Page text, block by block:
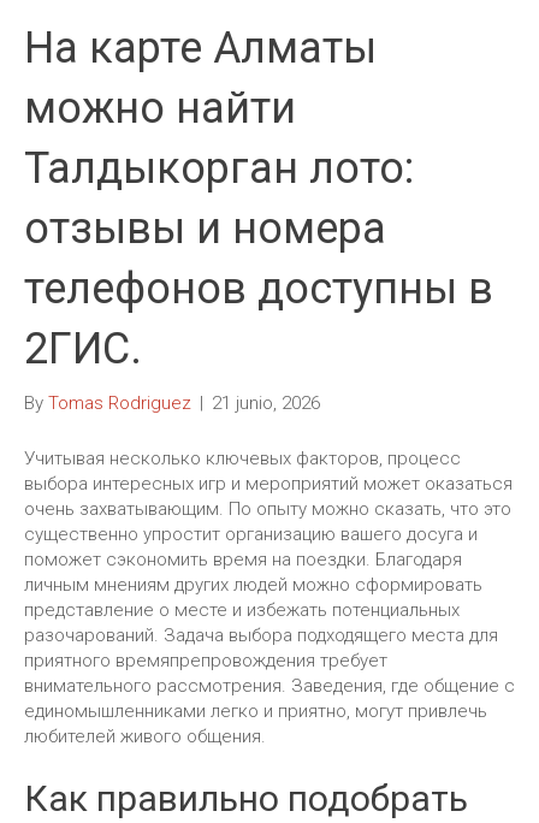
На карте Алматы
можно найти
Талдыкорган лото:
отзывы и номера
телефонов доступны в
2ГИС.
By Tomas Rodriguez 21 junio, 2026
Учитывая несколько ключевых факторов, процесс
выбора интересных игр и мероприятий может оказаться
очень захватывающим. По опыту можно сказать, что это
существенно упростит организацию вашего досуга и
поможет сэкономить время на поездки. Благодаря
личным мнениям других людей можно сформировать
представление о месте и избежать потенциальных
разочарований. Задача выбора подходящего места для
приятного времяпрепровождения требует
внимательного рассмотрения. Заведения, где общение с
единомышленниками легко и приятно, могут привлечь
любителей живого общения.
Как правильно подобрать